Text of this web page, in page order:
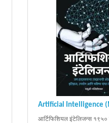
Artificial Intelligence
आर्टिफिशियल इंटेलिजन्स १९५०